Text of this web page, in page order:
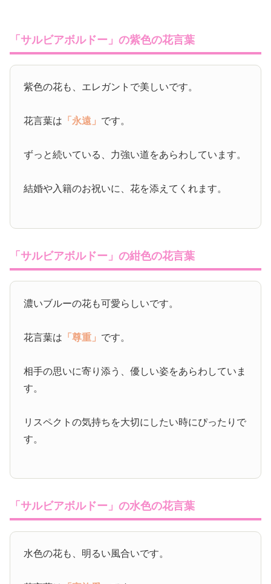
「サルビアボルドー」の紫色の花言葉
紫色の花も、エレガントで美しいです。
花言葉は 「永遠」 です。
ずっと続いている、力強い道をあらわしています。
結婚や入籍のお祝いに、花を添えてくれます。
「サルビアボルドー」の紺色の花言葉
濃いブルーの花も可愛らしいです。
花言葉は 「尊重」 です。
相手の思いに寄り添う、優しい姿をあらわしていま
す。
リスペクトの気持ちを大切にしたい時にぴったりで
す。
「サルビアボルドー」の水色の花言葉
水色の花も、明るい風合いです。